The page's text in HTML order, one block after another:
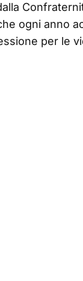
ogni anno
per le